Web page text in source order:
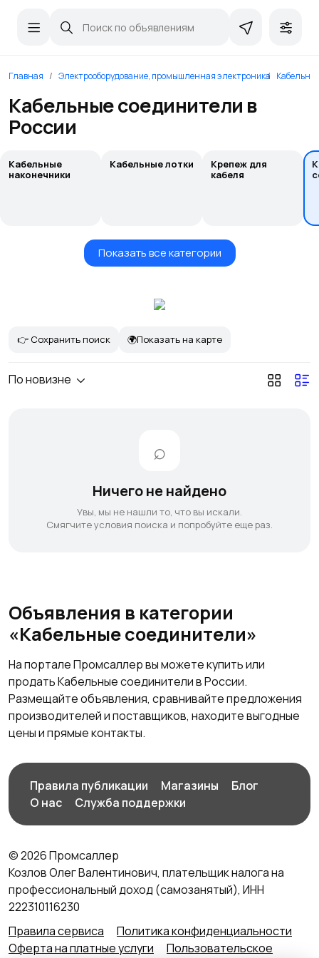
Главная Электрооборудование, промышленная электроника
Кабельные соединители в
России
Кабельные
наконечники
Кабельные лотки
Крепеж для
кабеля
Показать все категории
👉 Сохранить поиск 🌍Показать на карте
По новизне
Ничего не найдено
Увы, мы не нашли то, что вы искали.
Смягчите условия поиска и попробуйте еще раз.
Объявления в категории
«Кабельные соединители»
На портале Промсаллер вы можете купить или
продать Кабельные соединители в России.
Размещайте объявления, сравнивайте предложения
производителей и поставщиков, находите выгодные
цены и прямые контакты.
Правила публикации Магазины
Блог
О нас
Служба поддержки
© 2026 Промсаллер
Козлов Олег Валентинович, плательщик налога на
профессиональный доход (самозанятый), ИНН
222310116230
Правила сервиса
Политика конфиденциальности
Оферта на платные услуги
Пользовательское